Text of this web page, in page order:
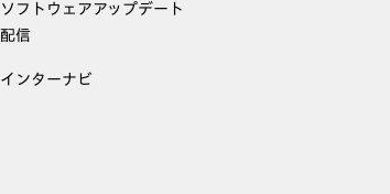
ソフトウェアアップデート
配信
インターナビ